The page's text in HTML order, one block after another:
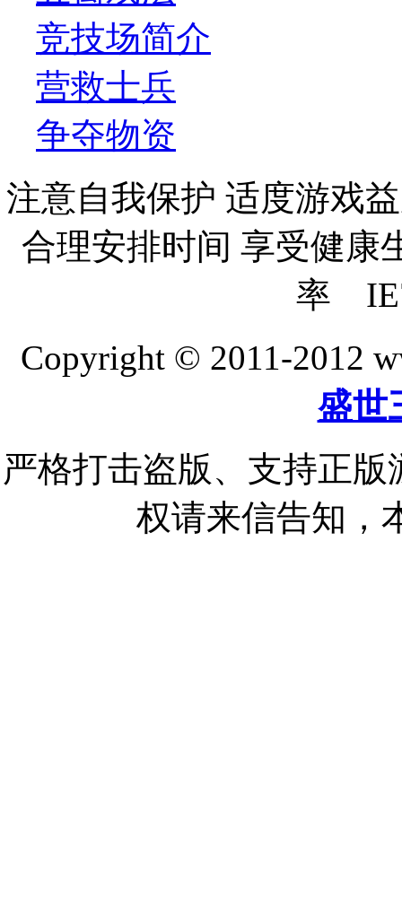
竞技场简介
营救士兵
争夺物资
注意自我保护 适度游戏
合理安排时间 享受健康
率
Copyright © 2011-2012
盛世
严格打击盗版、支持正
权请来信告知，